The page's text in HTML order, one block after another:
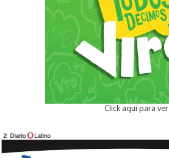
Click aqui para ver